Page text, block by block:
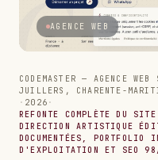
AGENCE WEB
CODEMASTER — AGENCE
JUILLERS, CHARENTE-
· 2026 ·
REFONTE COMPLÈTE DU
DIRECTION ARTISTIQUE
DOCUMENTÉES,
D'EXPLOITATION ET SEO